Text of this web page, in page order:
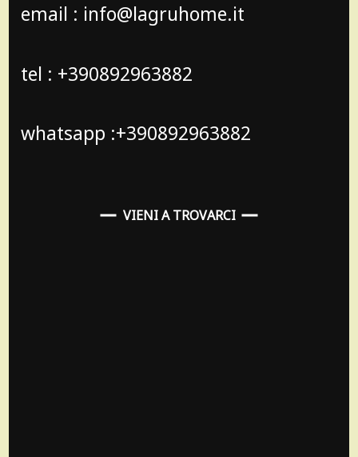
email : info@lagruhome.it
tel : +390892963882
whatsapp :+390892963882
VIENI A TROVARCI